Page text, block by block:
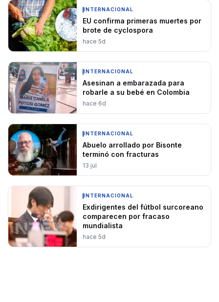
INTERNACIONAL
EU confirma primeras muertes por
brote de cyclospora
hace 5d
INTERNACIONAL
Asesinan a embarazada para
robarle a su bebé en Colombia
hace 6d
INTERNACIONAL
Abuelo arrollado por Bisonte
terminó con fracturas
13 jul
INTERNACIONAL
Exdirigentes del fútbol surcoreano
comparecen por fracaso
mundialista
hace 5d